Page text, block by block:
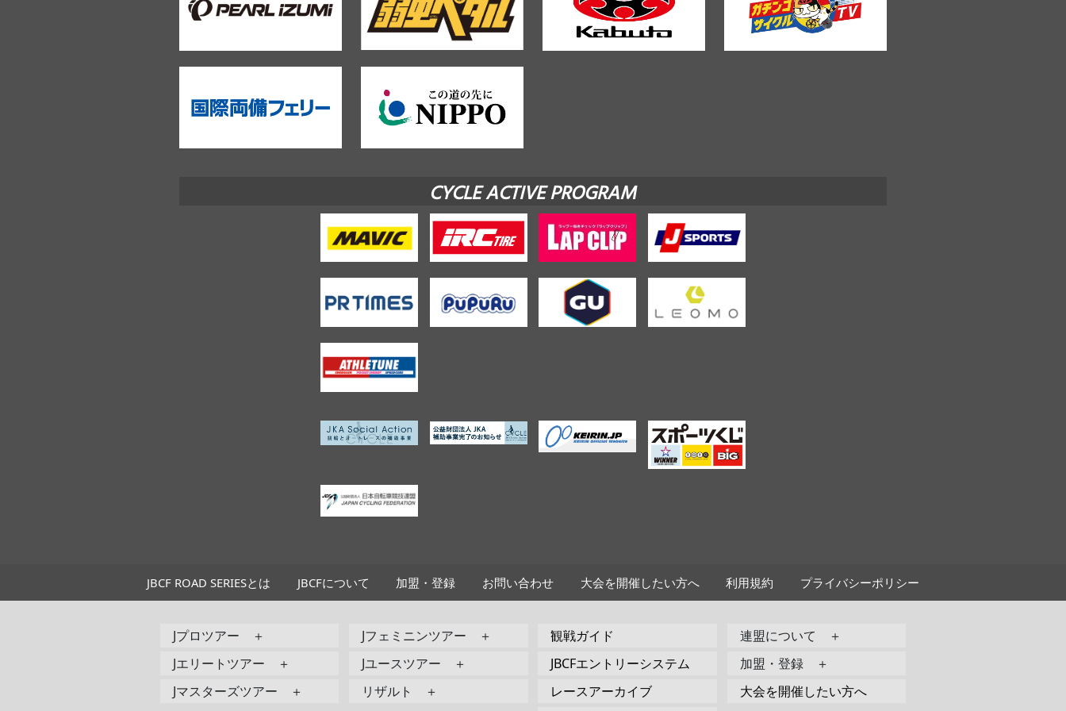
CYCLE ACTIVE PROGRAM
JBCF ROAD SERIESとは JBCFについて 加盟・登録 お問い合わせ 大会を開催したい方へ 利用規約 プライバシーポリシー
Jプロツアー ＋
Jエリートツアー ＋
Jマスターズツアー ＋
Jフェミニンツアー ＋
Jユースツアー ＋
リザルト ＋
観戦ガイド
JBCFエントリーシステム
レースアーカイブ
連盟について ＋
加盟・登録 ＋
大会を開催したい方へ